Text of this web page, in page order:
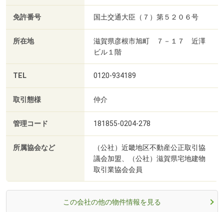
免許番号 国土交通大臣（７）第５２０６号
所在地
滋賀県彦根市旭町 ７－１７ 近澤
ビル１階
TEL 0120-934189
取引態様 仲介
管理コード 181855-0204-278
所属協会など
（公社）近畿地区不動産公正取引協
議会加盟、（公社）滋賀県宅地建物
取引業協会会員
この会社の他の物件情報を見る